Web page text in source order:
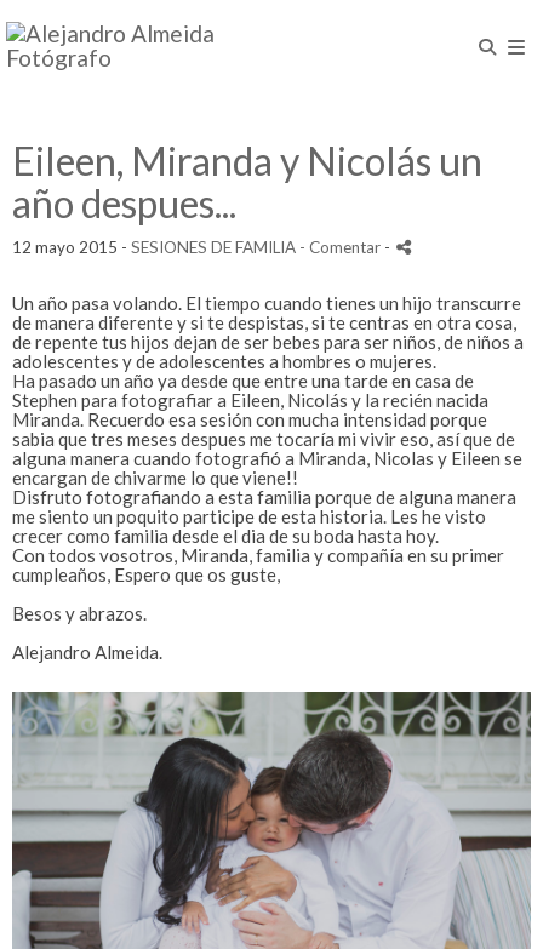
Eileen, Miranda y Nicolás un
año despues...
12 mayo 2015 - SESIONES DE FAMILIA - Comentar -
Un año pasa volando. El tiempo cuando tienes un hijo transcurre
de manera diferente y si te despistas, si te centras en otra cosa,
de repente tus hijos dejan de ser bebes para ser niños, de niños a
adolescentes y de adolescentes a hombres o mujeres.
Ha pasado un año ya desde que entre una tarde en casa de
Stephen para fotografiar a Eileen, Nicolás y la recién nacida
Miranda. Recuerdo esa sesión con mucha intensidad porque
sabia que tres meses despues me tocaría mi vivir eso, así que de
alguna manera cuando fotografió a Miranda, Nicolas y Eileen se
encargan de chivarme lo que viene!!
Disfruto fotografiando a esta familia porque de alguna manera
me siento un poquito participe de esta historia. Les he visto
crecer como familia desde el dia de su boda hasta hoy.
Con todos vosotros, Miranda, familia y compañía en su primer
cumpleaños, Espero que os guste,
Besos y abrazos.
Alejandro Almeida.